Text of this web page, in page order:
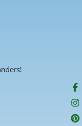
F
a
c
e
b
I
n
s
t
a
P
i
n
t
e